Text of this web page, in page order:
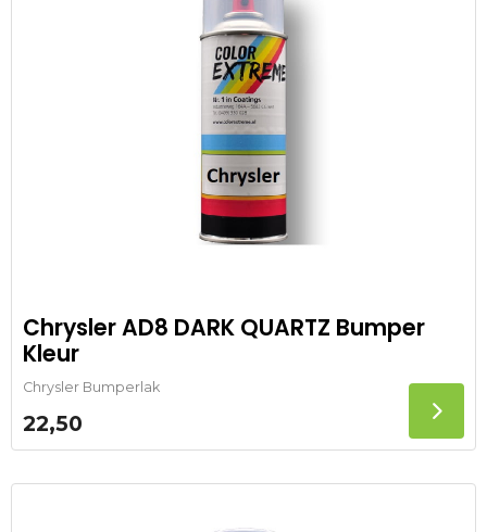
Chrysler AD8 DARK QUARTZ Bumper
Kleur
Chrysler Bumperlak
22,50